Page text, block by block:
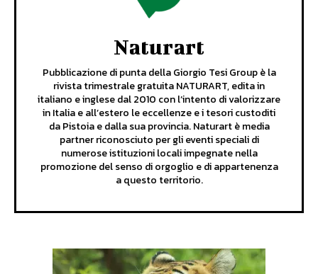
Naturart
Pubblicazione di punta della Giorgio Tesi Group è la
rivista trimestrale gratuita NATURART, edita in
italiano e inglese dal 2010 con l’intento di valorizzare
in Italia e all’estero le eccellenze e i tesori custoditi
da Pistoia e dalla sua provincia. Naturart è media
partner riconosciuto per gli eventi speciali di
numerose istituzioni locali impegnate nella
promozione del senso di orgoglio e di appartenenza
a questo territorio.